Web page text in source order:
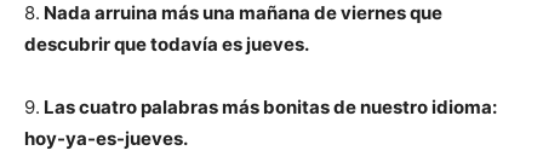
8. Nada arruina más una mañana de viernes que
descubrir que todavía es jueves.
9. Las cuatro palabras más bonitas de nuestro idioma:
hoy-ya-es-jueves.